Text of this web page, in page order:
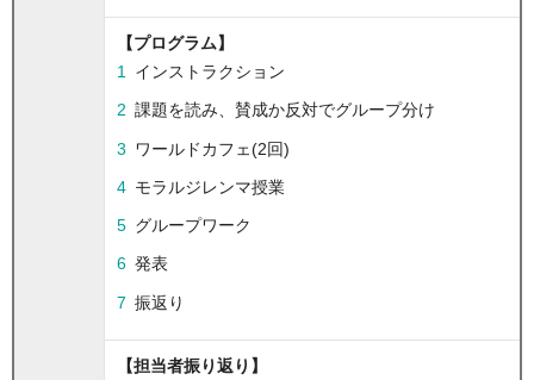
【プログラム】
インストラクション
課題を読み、賛成か反対でグループ分け
ワールドカフェ(2回)
モラルジレンマ授業
グループワーク
発表
振返り
【担当者振り返り】